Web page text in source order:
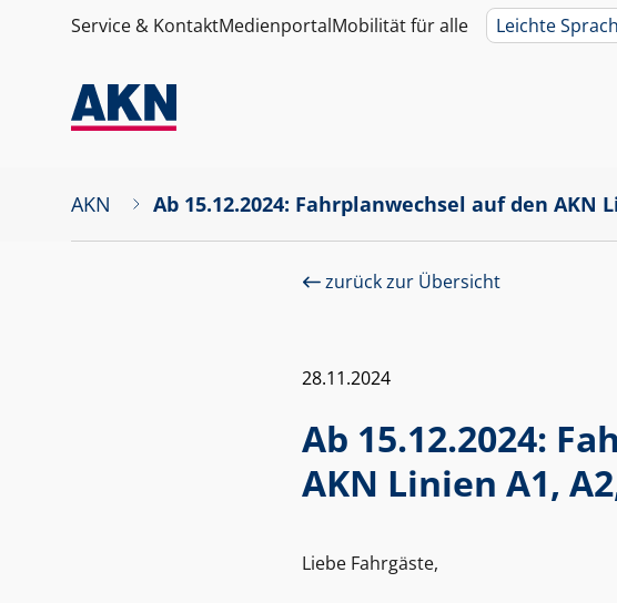
Service & KontaktMedienportalMobilität für alle Leichte
AKN Ab 15.12.2024: Fahrplanwechsel auf den AKN
zurück zur Übersicht
28.11.2024
Ab 15.12.2024:
AKN Linien A1,
Liebe Fahrgäste,